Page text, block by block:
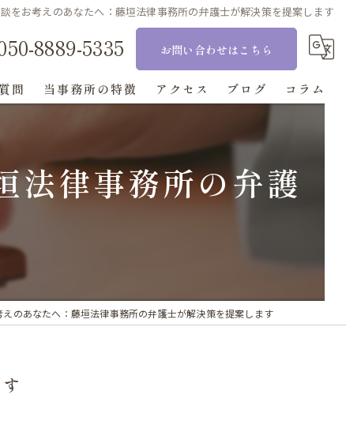
をお考えのあなたへ：藤垣法律事務所の弁護士が解決策を提案します
8889-5335 お問い合わせはこちら
問 当事務所の特徴
刑事事件
アクセス ブログ コラム
法律事務所の弁護
のあなたへ：藤垣法律事務所の弁護士が解決策を提案します